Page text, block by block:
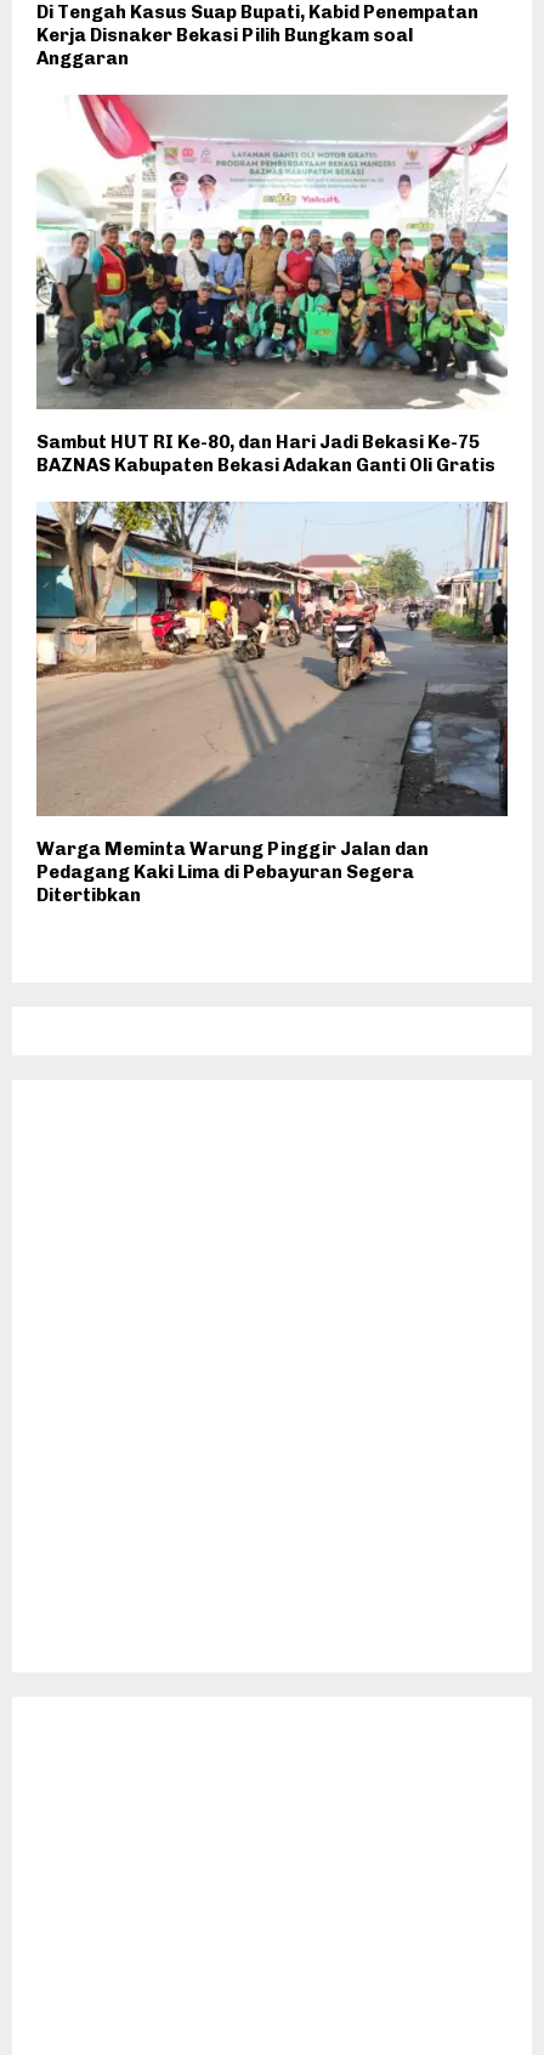
Di Tengah Kasus Suap Bupati, Kabid Penempatan
Kerja Disnaker Bekasi Pilih Bungkam soal
Anggaran
Sambut HUT RI Ke-80, dan Hari Jadi Bekasi Ke-75
BAZNAS Kabupaten Bekasi Adakan Ganti Oli Gratis
Warga Meminta Warung Pinggir Jalan dan
Pedagang Kaki Lima di Pebayuran Segera
Ditertibkan